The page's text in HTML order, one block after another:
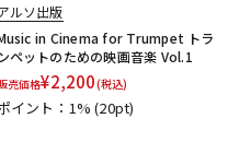
ルソ出版
in Cinema for Trumpet トラ
ンペットのための映画音楽 Vol.1
売価格¥2,200(税込)
イント：1%(20pt)